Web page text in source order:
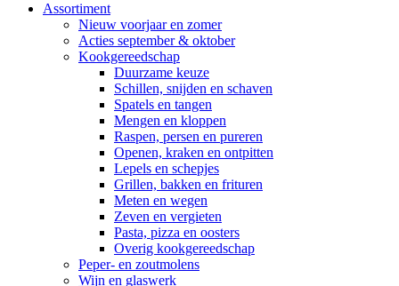
Assortiment
Nieuw voorjaar en zomer
Acties september & oktober
Kookgereedschap
Duurzame keuze
Schillen, snijden en schaven
Spatels en tangen
Mengen en kloppen
Raspen, persen en pureren
Openen, kraken en ontpitten
Lepels en schepjes
Grillen, bakken en frituren
Meten en wegen
Zeven en vergieten
Pasta, pizza en oosters
Overig kookgereedschap
Peper- en zoutmolens
Wijn en glaswerk